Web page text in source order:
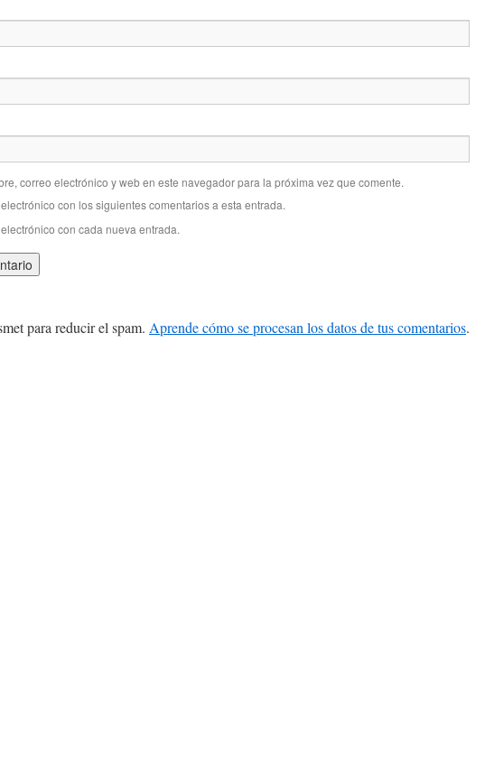
correo electrónico y web en este navegador para la próxima vez que comente.
con los siguientes comentarios a esta entrada.
con cada nueva entrada.
para reducir el spam. Aprende cómo se procesan los datos de tus comentarios.